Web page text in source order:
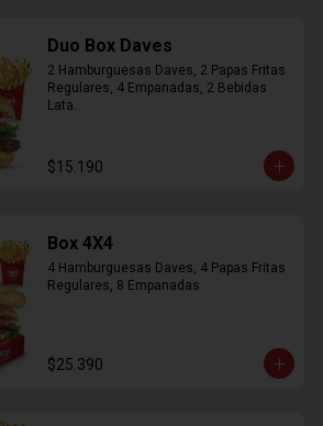
Duo Box Daves
2 Hamburguesas Daves, 2 Papas Fritas
Regulares, 4 Empanadas, 2 Bebidas
Lata.
$15.190
Box 4X4
4 Hamburguesas Daves, 4 Papas Fritas
Regulares, 8 Empanadas
$25.390